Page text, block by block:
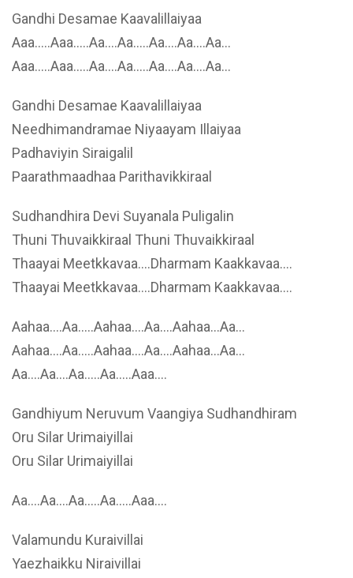
Gandhi Desamae Kaavalillaiyaa
Aaa…..Aaa…..Aa….Aa…..Aa….Aa….Aa…
Aaa…..Aaa…..Aa….Aa…..Aa….Aa….Aa…
Gandhi Desamae Kaavalillaiyaa
Needhimandramae Niyaayam Illaiyaa
Padhaviyin Siraigalil
Paarathmaadhaa Parithavikkiraal
Sudhandhira Devi Suyanala Puligalin
Thuni Thuvaikkiraal Thuni Thuvaikkiraal
Thaayai Meetkkavaa….Dharmam Kaakkavaa….
Thaayai Meetkkavaa….Dharmam Kaakkavaa….
Aahaa….Aa…..Aahaa….Aa….Aahaa…Aa…
Aahaa….Aa…..Aahaa….Aa….Aahaa…Aa…
Aa….Aa….Aa…..Aa…..Aaa….
Gandhiyum Neruvum Vaangiya Sudhandhiram
Oru Silar Urimaiyillai
Oru Silar Urimaiyillai
Aa….Aa….Aa…..Aa…..Aaa….
Valamundu Kuraivillai
Yaezhaikku Niraivillai